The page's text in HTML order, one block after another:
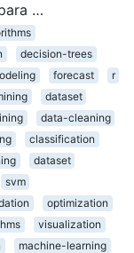
…
decision-trees
forecast
r
dataset
data-cleaning
classification
dataset
svm
optimization
visualization
machine-learning